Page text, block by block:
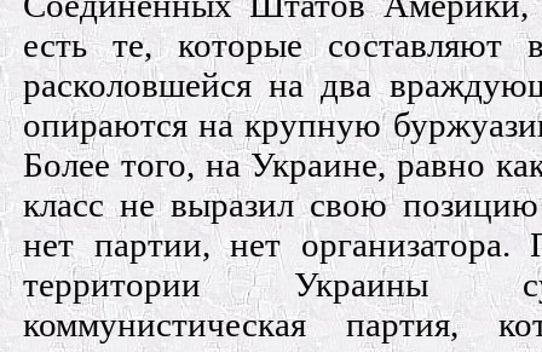
есть те, которые составляют
расколовшейся на два
опираются на крупную
Более того, на Украине, равно
класс не выразил свою
нет партии, нет
территории Украины
коммунистическая партия,